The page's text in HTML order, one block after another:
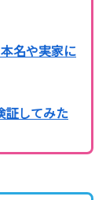
名や実家に
証してみた